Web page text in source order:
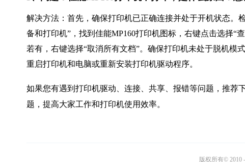
解决方法：首先，确保打印机已正确连接并处于开机状态。
备和打印机”，找到佳能MP160打印机图标，右键点击选择“
若有，右键选择“取消所有文档”。确保打印机未处于脱机模
重启打印机和电脑或重新安装打印机驱动程序。
如果您有遇到打印机驱动、连接、共享、报错等问题，推荐
题，提高大家工作和打印机使用效率。
版权所有© 2010